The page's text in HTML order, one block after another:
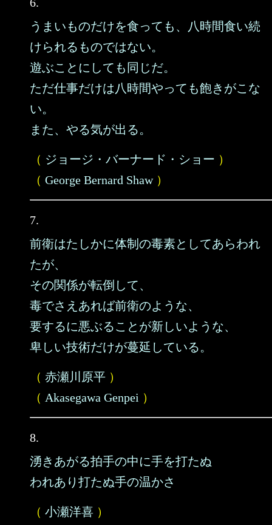
うまいものだけを食っても、八時間食い続
けられるものではない。
遊ぶことにしても同じだ。
ただ仕事だけは八時間やっても飽きがこな
い。
また、やる気が出る。
（ ジョージ・バーナード・ショー ）
（ George Bernard Shaw）
7.
前衛はたしかに体制の毒素としてあらわれ
たが、
その関係が転倒して、
毒でさえあれば前衛のような、
要するに悪ぶることが新しいような、
卑しい技術だけが蔓延している。
（ 赤瀬川原平 ）
（ Akasegawa Genpei ）
8.
湧きあがる拍手の中に手を打たぬ
われあり打たぬ手の温かさ
（ 小瀬洋喜 ）